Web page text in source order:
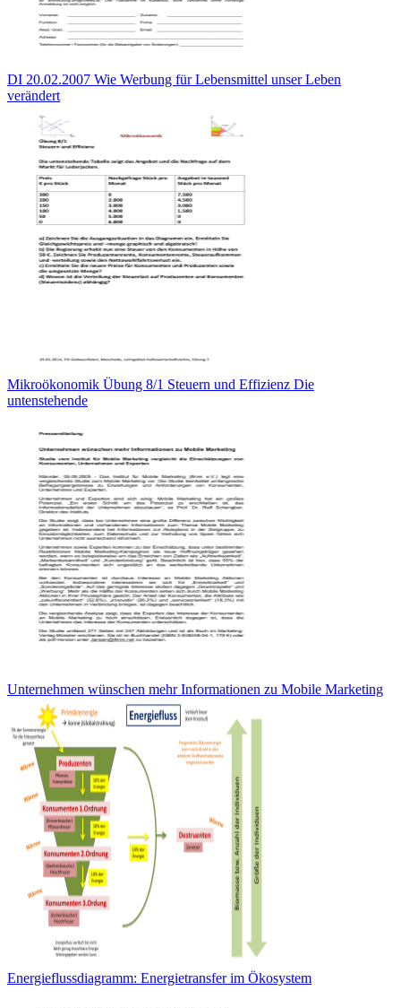
DI 20.02.2007 Wie Werbung für Lebensmittel unser Leben
verändert
Mikroökonomik Übung 8/1 Steuern und Effizienz Die
untenstehende
Unternehmen wünschen mehr Informationen zu Mobile Marketing
Energieflussdiagramm: Energietransfer im Ökosystem